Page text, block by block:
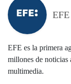
EFE
EFE es la primera
millones de
multimedia.